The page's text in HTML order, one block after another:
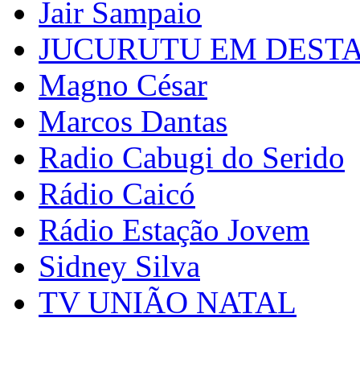
Jair Sampaio
JUCURUTU EM
Magno César
Marcos Dantas
Radio Cabugi do Serido
Rádio Caicó
Rádio Estação Jovem
Sidney Silva
TV UNIÃO NATAL